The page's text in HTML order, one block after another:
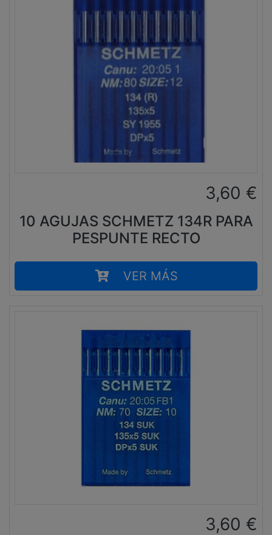
3,60 €
10 AGUJAS SCHMETZ 134R PARA
PESPUNTE RECTO
VER MÁS
3,60 €